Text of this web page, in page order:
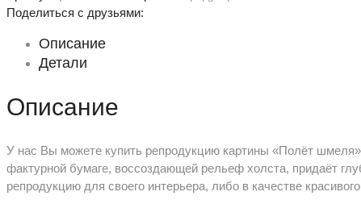
Поделиться с друзьями:
Описание
Детали
Описание
У нас Вы можете купить репродукцию картины «Полёт шмеля»
фактурной бумаге, воссоздающей рельеф холста, придаёт
репродукцию для своего интерьера, либо в качестве